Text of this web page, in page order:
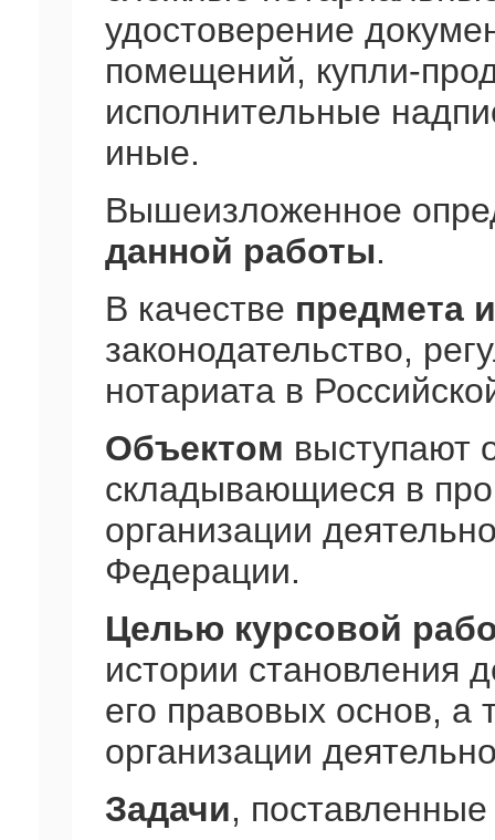
удостоверение
помещений, купли-
исполнительные
иные.
Вышеизложенное
данной работы.
В качестве предмета
законодательство,
нотариата в
Объектом выступают
складывающиеся в
организации
Федерации.
Целью курсовой
истории становления
его правовых основ, а
организации
Задачи,